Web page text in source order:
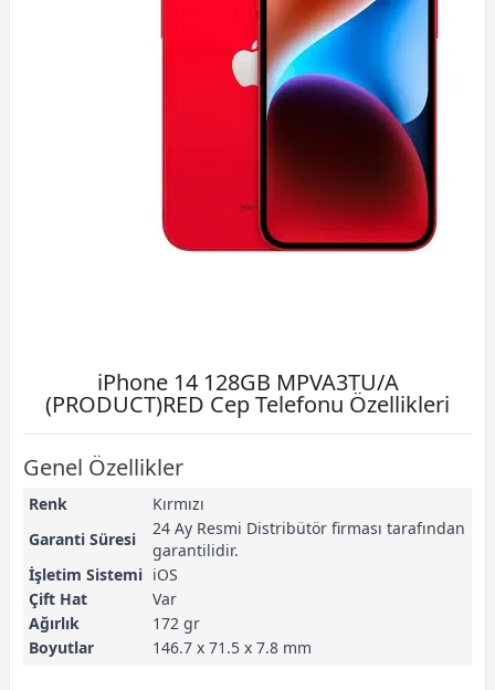
iPhone 14 128GB MPVA3TU/A
(PRODUCT)RED Cep Telefonu Özellikleri
Genel Özellikler
Renk
Kırmızı
Garanti Süresi
24 Ay Resmi Distribütör firması tarafından
garantilidir.
İşletim Sistemi iOS
Çift Hat
Var
Ağırlık
172 gr
Boyutlar
146.7 x 71.5 x 7.8 mm